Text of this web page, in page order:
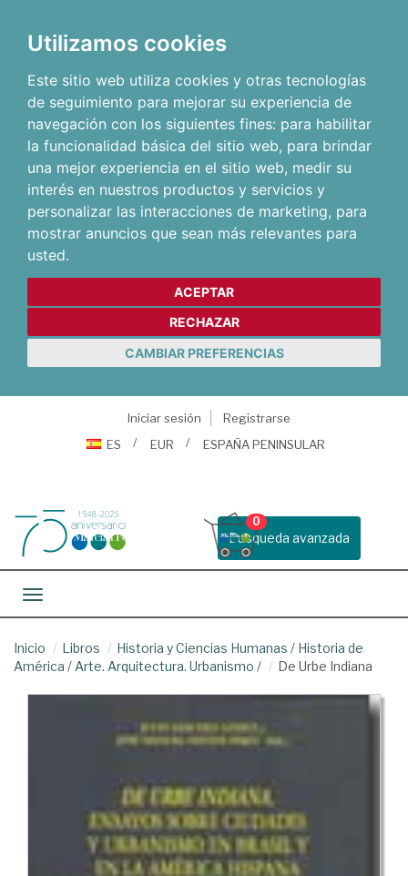
Utilizamos cookies
Este sitio web utiliza cookies y otras tecnologías
de seguimiento para mejorar su experiencia de
navegación con los siguientes fines: para habilitar
la funcionalidad básica del sitio web, para brindar
una mejor experiencia en el sitio web, medir su
interés en nuestros productos y servicios y
personalizar las interacciones de marketing, para
mostrar anuncios que sean más relevantes para
usted.
ACEPTAR
RECHAZAR
CAMBIAR PREFERENCIAS
Iniciar sesión
Registrarse
ES
EUR ESPAÑA PENINSULAR
Busqueda avanzada
0
Toggle navigation
Inicio Libros Historia y Ciencias Humanas / Historia de
América / Arte. Arquitectura. Urbanismo / De Urbe Indiana